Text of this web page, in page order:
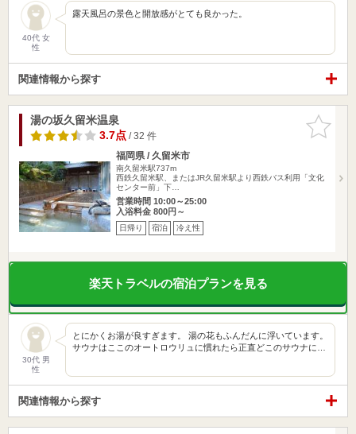
40代 女
性
露天風呂の景色と開放感がとても良かった。
関連情報から探す
お気に入
りに追加
湯の坂久留米温泉
3.7点/ 32 件
福岡県 / 久留米市
南久留米駅737m
西鉄久留米駅、またはJR久留米駅より西鉄バス利用「文化
センター前」下…
営業時間 10:00～25:00
入浴料金 800円～
日帰り 宿泊 冷え性
楽天トラベルの宿泊プランを見る
30代 男
性
とにかくお湯が良すぎます。 湯の花もふんだんに浮いています。
サウナはここのオートロウリュに慣れたら正直どこのサウナに…
関連情報から探す